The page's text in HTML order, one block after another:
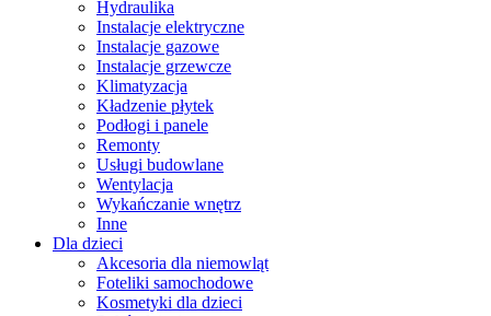
Hydraulika
Instalacje elektryczne
Instalacje gazowe
Instalacje grzewcze
Klimatyzacja
Kładzenie płytek
Podłogi i panele
Remonty
Usługi budowlane
Wentylacja
Wykańczanie wnętrz
Inne
Dla dzieci
Akcesoria dla niemowląt
Foteliki samochodowe
Kosmetyki dla dzieci